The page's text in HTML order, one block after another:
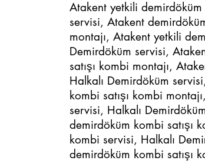
Atakent yetkili
servisi, Atakent
montajı, Atakent yetkili
Demirdöküm servisi,
satışı kombi montajı,
Halkalı Demirdöküm
kombi satışı kombi
servisi, Halkalı
demirdöküm kombi satışı
kombi servisi, Halkalı
demirdöküm kombi satışı